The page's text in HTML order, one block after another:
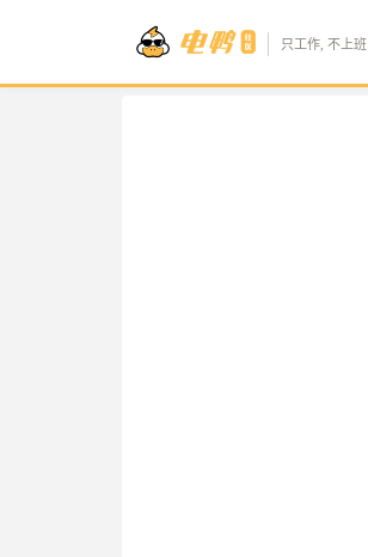
只工作, 不上班